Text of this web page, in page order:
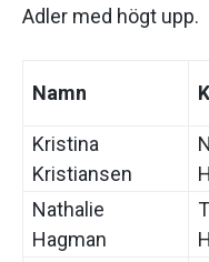
Adler med högt upp.
Namn
Kristina
Kristiansen
Nathalie
Hagman